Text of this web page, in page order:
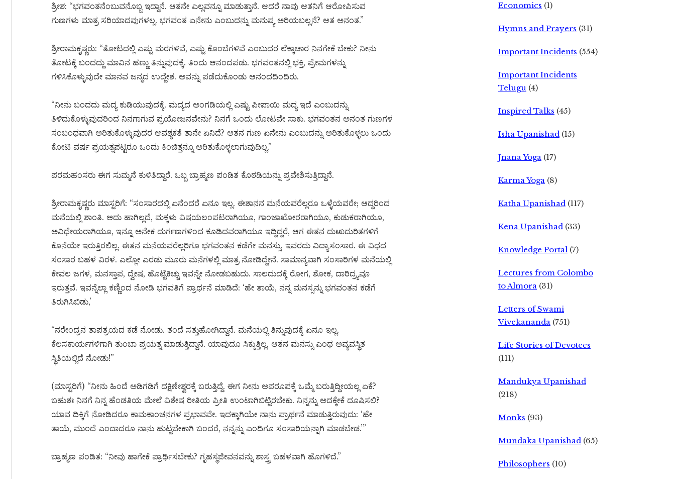
ಶ್ರೀಶ: “ಭಗವಂತನೆಂಬುವನೊಬ್ಬ ಇದ್ದಾನೆ. ಆತನೇ ಎಲ್ಲವನ್ನೂ ಮಾಡುತ್ತಾನೆ. ಆದರೆ ನಾವು ಆತನಿಗೆ ಆರೋಪಿಸುವ
ಗುಣಗಳು ಮಾತ್ರ ಸರಿಯಾದವುಗಳಲ್ಲ. ಭಗವಂತ ಏನೇನು ಎಂಬುದನ್ನು ಮನುಷ್ಯ ಅರಿಯಬಲ್ಲನೆ? ಆತ ಅನಂತ.”
ಶ್ರೀರಾಮಕೃಷ್ಣರು: “ತೋಟದಲ್ಲಿ ಎಷ್ಟು ಮರಗಳಿವೆ, ಎಷ್ಟು ಕೊಂಬೆಗಳಿವೆ ಎಂಬುದರ ಲೆಕ್ಕಾಚಾರ ನಿನಗೇಕೆ ಬೇಕು? ನೀನು
ತೋಟಕ್ಕೆ ಬಂದದ್ದು ಮಾವಿನ ಹಣ್ಣು ತಿನ್ನುವುದಕ್ಕೆ. ತಿಂದು ಆನಂದಪಡು. ಭಗವಂತನಲ್ಲಿ ಭಕ್ತಿ, ಪ್ರೇಮಗಳನ್ನು
ಗಳಿಸಿಕೊಳ್ಳುವುದೇ ಮಾನವ ಜನ್ಮದ ಉದ್ದೇಶ. ಅವನ್ನು ಪಡೆದುಕೊಂಡು ಆನಂದದಿಂದಿರು.
“ನೀನು ಬಂದದು ಮದ್ಯ ಕುಡಿಯುವುದಕ್ಕೆ. ಮದ್ಯದ ಅಂಗಡಿಯಲ್ಲಿ ಎಷ್ಟು ಪೀಪಾಯಿ ಮದ್ಯ ಇದೆ ಎಂಬುದನ್ನು
ತಿಳಿದುಕೊಳ್ಳುವುದರಿಂದ ನಿನಗಾಗುವ ಪ್ರಯೋಜನವೇನು? ನಿನಗೆ ಒಂದು ಲೋಟವೇ ಸಾಕು. ಭಗವಂತನ ಅನಂತ ಗುಣಗಳ
ಸಂಬಂಧವಾಗಿ ಅರಿತುಕೊಳ್ಳುವುದರ ಆವಶ್ಯಕತೆ ತಾನೇ ಏನಿದೆ? ಆತನ ಗುಣ ಏನೇನು ಎಂಬುದನ್ನು ಅರಿತುಕೊಳ್ಳಲು ಒಂದು
ಕೋಟಿ ವರ್ಷ ಪ್ರಯತ್ನಪಟ್ಟರೂ ಒಂದು ಕಿಂಚಿತ್ತನ್ನೂ ಅರಿತುಕೊಳ್ಳಲಾಗುವುದಿಲ್ಲ.”
ಪರಮಹಂಸರು ಈಗ ಸುಮ್ಮನೆ ಕುಳಿತಿದ್ದಾರೆ. ಒಬ್ಬ ಬ್ರಾಹ್ಮಣ ಪಂಡಿತ ಕೊಠಡಿಯನ್ನು ಪ್ರವೇಶಿಸುತ್ತಿದ್ದಾನೆ.
ಶ್ರೀರಾಮಕೃಷ್ಣರು ಮಾಸ್ಟರಿಗೆ: “ಸಂಸಾರದಲ್ಲಿ ಏನೆಂದರೆ ಏನೂ ಇಲ್ಲ. ಈಶಾನನ ಮನೆಯವರೆಲ್ಲರೂ ಒಳ್ಳೆಯವರೇ; ಆದ್ದರಿಂದ
ಮನೆಯಲ್ಲಿ ಶಾಂತಿ. ಅದು ಹಾಗಿಲ್ಲದೆ, ಮಕ್ಕಳು ವಿಷಯಲಂಪಟರಾಗಿಯೂ, ಗಾಂಜಾಖೋರರಾಗಿಯೂ, ಕುಡುಕರಾಗಿಯೂ,
ಅವಿಧೇಯರಾಗಿಯೂ, ಇನ್ನೂ ಅನೇಕ ದುರ್ಗಣಗಳಿಂದ ಕೂಡಿದವರಾಗಿಯೂ ಇದ್ದಿದ್ದರೆ, ಆಗ ಈತನ ದುಃಖದುರಿತಗಳಿಗೆ
ಕೊನೆಯೇ ಇರುತ್ತಿರಲಿಲ್ಲ. ಈತನ ಮನೆಯವರೆಲ್ಲರಿಗೂ ಭಗವಂತನ ಕಡೆಗೇ ಮನಸ್ಸು. ಇವರದು ವಿದ್ಯಾಸಂಸಾರ. ಈ ವಿಧದ
ಸಂಸಾರ ಬಹಳ ವಿರಳ. ಎಲ್ಲೋ ಎರಡು ಮೂರು ಮನೆಗಳಲ್ಲಿ ಮಾತ್ರ ನೋಡಿದ್ದೇನೆ. ಸಾಮಾನ್ಯವಾಗಿ ಸಂಸಾರಿಗಳ ಮನೆಯಲ್ಲಿ
ಕೇವಲ ಜಗಳ, ಮನಸ್ತಾಪ, ದ್ವೇಷ, ಹೊಟ್ಟೆಕಿಚ್ಚು ಇವನ್ನೇ ನೋಡಬಹುದು. ಸಾಲದುದಕ್ಕೆ ರೋಗ, ಶೋಕ, ದಾರಿದ್ರ್ಯವೂ
ಇರುತ್ತವೆ. ಇವನ್ನೆಲ್ಲಾ ಕಣ್ಣಿಂದ ನೋಡಿ ಭಗವತಿಗೆ ಪ್ರಾರ್ಥನೆ ಮಾಡಿದೆ: ‘ಹೇ ತಾಯೆ, ನನ್ನ ಮನಸ್ಸನ್ನು ಭಗವಂತನ ಕಡೆಗೆ
ತಿರುಗಿಸಿಬಿಡು,’
“ನರೇಂದ್ರನ ತಾಪತ್ರಯದ ಕಡೆ ನೋಡು. ತಂದೆ ಸತ್ತುಹೋಗಿದ್ದಾನೆ. ಮನೆಯಲ್ಲಿ ತಿನ್ನುವುದಕ್ಕೆ ಏನೂ ಇಲ್ಲ.
ಕೆಲಸಕಾರ್ಯಗಳಿಗಾಗಿ ತುಂಬಾ ಪ್ರಯತ್ನ ಮಾಡುತ್ತಿದ್ದಾನೆ. ಯಾವುದೂ ಸಿಕ್ಕುತ್ತಿಲ್ಲ. ಆತನ ಮನಸ್ಸು ಎಂಥ ಅವ್ಯವಸ್ಥಿತ
ಸ್ಥಿತಿಯಲ್ಲಿದೆ ನೋಡು!”
(ಮಾಸ್ಟರಿಗೆ) “ನೀನು ಹಿಂದೆ ಅಡಿಗಡಿಗೆ ದಕ್ಷಿಣೇಶ್ವರಕ್ಕೆ ಬರುತ್ತಿದ್ದೆ. ಈಗ ನೀನು ಅಪರೂಪಕ್ಕೆ ಒಮ್ಮೆ ಬರುತ್ತಿದ್ದೀಯಲ್ಲ ಏಕೆ?
ಬಹುಶಃ ನಿನಗೆ ನಿನ್ನ ಹೆಂಡತಿಯ ಮೇಲೆ ವಿಶೇಷ ರೀತಿಯ ಪ್ರೀತಿ ಉಂಟಾಗಿಬಿಟ್ಟಿರಬೇಕು. ನಿನ್ನನ್ನು ಅದಕ್ಕೇಕೆ ದೂಷಿಸಲಿ?
ಯಾವ ದಿಕ್ಕಿಗೆ ನೋಡಿದರೂ ಕಾಮಕಾಂಚನಗಳ ಪ್ರಭಾವವೇ. ಇದಕ್ಕಾಗಿಯೇ ನಾನು ಪ್ರಾರ್ಥನೆ ಮಾಡುತ್ತಿರುವುದು: ‘ಹೇ
ತಾಯೆ, ಮುಂದೆ ಎಂದಾದರೂ ನಾನು ಹುಟ್ಟಬೇಕಾಗಿ ಬಂದರೆ, ನನ್ನನ್ನು ಎಂದಿಗೂ ಸಂಸಾರಿಯನ್ನಾಗಿ ಮಾಡಬೇಡ.’”
ಬ್ರಾಹ್ಮಣ ಪಂಡಿತ: “ನೀವು ಹಾಗೇಕೆ ಪ್ರಾರ್ಥಿಸಬೇಕು? ಗೃಹಸ್ಥಜೀವನವನ್ನು ಶಾಸ್ತ್ರ ಬಹಳವಾಗಿ ಹೊಗಳಿದೆ.”
Economics (1)
Hymns and Prayers (31)
Important Incidents (554)
Important Incidents
Telugu (4)
Inspired Talks (45)
Isha Upanishad (15)
Jnana Yoga (17)
Karma Yoga (8)
Katha Upanishad (117)
Kena Upanishad (33)
Knowledge Portal (7)
Lectures from Colombo
to Almora (31)
Letters of Swami
Vivekananda (751)
Life Stories of Devotees
(111)
Mandukya Upanishad
(218)
Monks (93)
Mundaka Upanishad (65)
Philosophers (10)